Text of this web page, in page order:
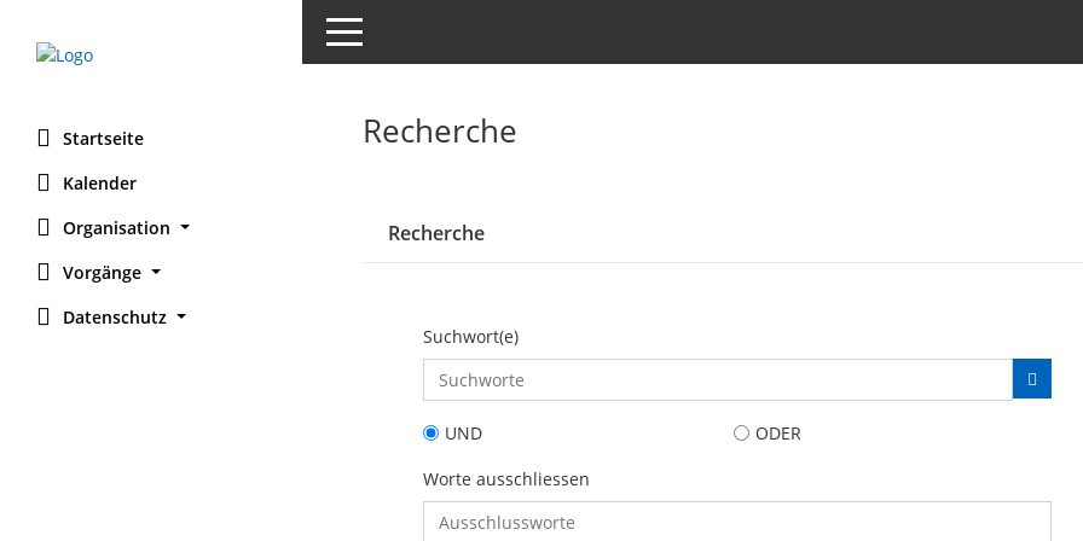
Startseite
Kalender
Organisation
Vorgänge
Datenschutz
Toggle navigation
Recherche
Recherche
Suchwort(e)
UND
ODER
Worte ausschliessen